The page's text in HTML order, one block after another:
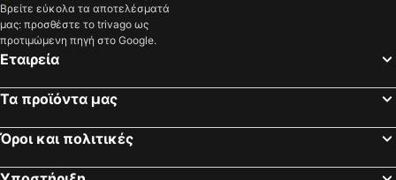
Βρείτε εύκολα τα αποτελέσματά
μας: προσθέστε το trivago ως
προτιμώμενη πηγή στο Google.
Εταιρεία
Τα προϊόντα μας
Όροι και πολιτικές